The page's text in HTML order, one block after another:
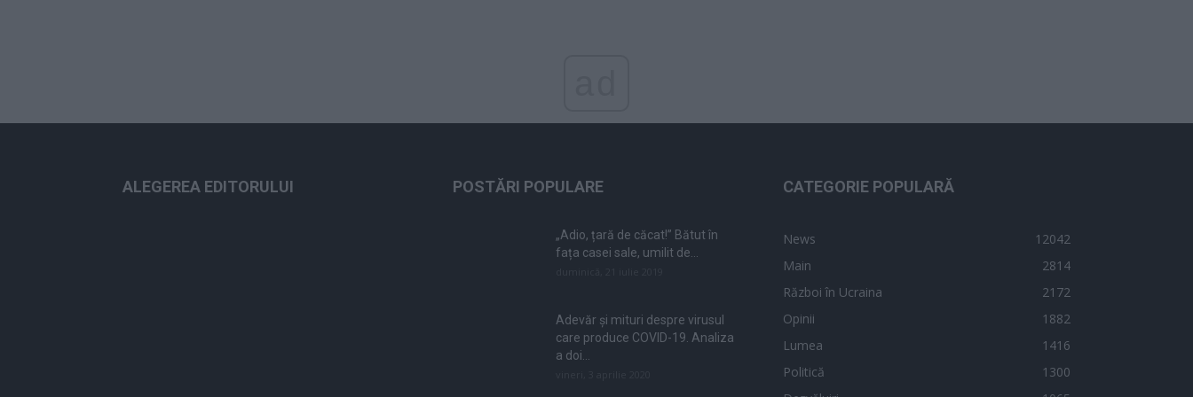
ALEGEREA EDITORULUI POSTĂRI POPULARE
„Adio, țară de căcat!” Bătut în
fața casei sale, umilit de...
Adevăr și mituri despre virusul
care produce COVID-19. Analiza
a doi...
CATEGORIE POPULARĂ
News
12042
Main
2814
Război în Ucraina
2172
Opinii
1882
Lumea
1416
Politică
1300